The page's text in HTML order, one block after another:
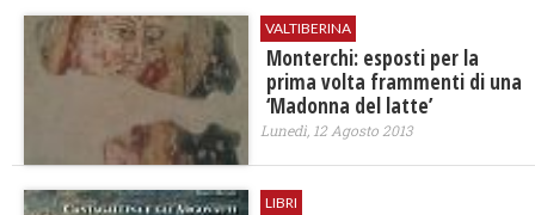
VALTIBERINA
Monterchi: esposti per la
prima volta frammenti di una
‘Madonna del latte’
Lunedì, 12 Agosto 2013
LIBRI